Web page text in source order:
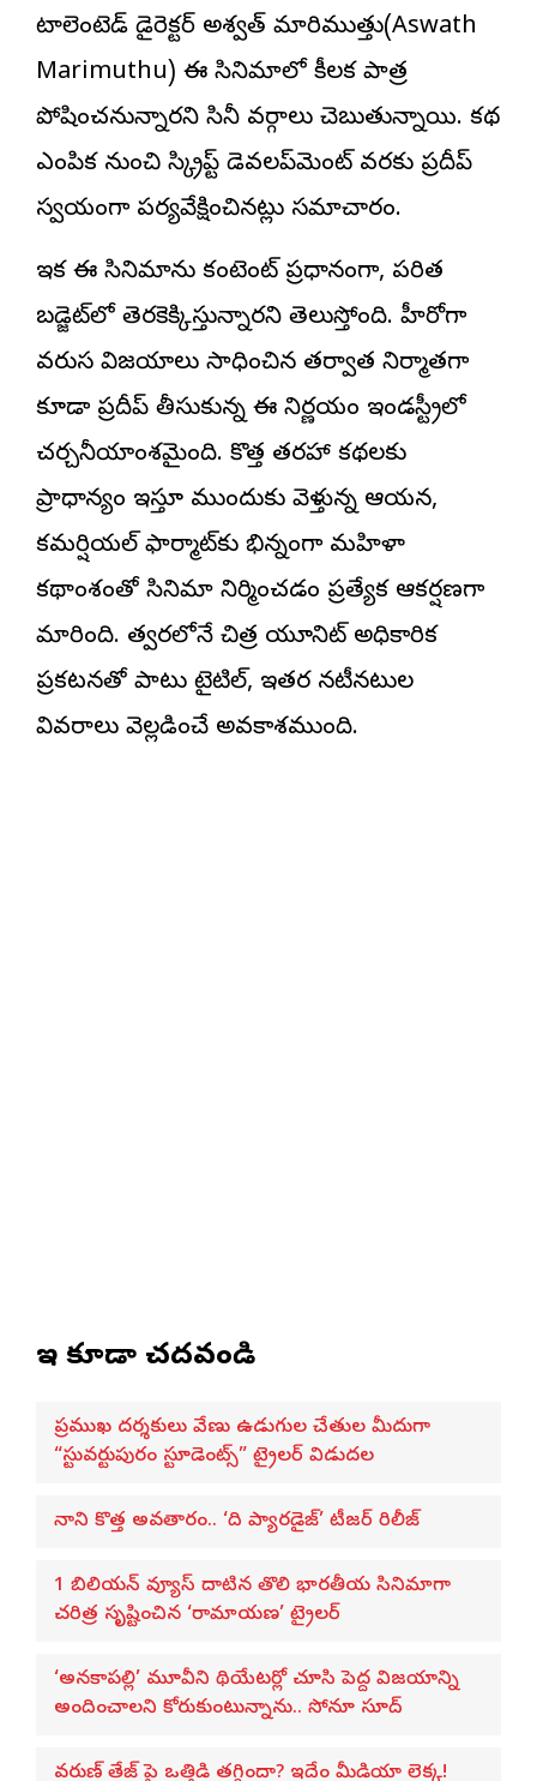
టాలెంటెడ్ డైరెక్ట‌ర్ అశ్వత్ మారిముత్తు(Aswath
Marimuthu) ఈ సినిమాలో కీలక పాత్ర
పోషించనున్నారని సినీ వర్గాలు చెబుతున్నాయి. కథ
ఎంపిక నుంచి స్క్రిప్ట్ డెవలప్‌మెంట్ వరకు ప్రదీప్
స్వయంగా పర్యవేక్షించినట్లు సమాచారం.
ఇక ఈ సినిమాను కంటెంట్ ప్రధానంగా, పరిమిత
బడ్జెట్‌లో తెరకెక్కిస్తున్నారని తెలుస్తోంది. హీరోగా
వరుస విజయాలు సాధించిన తర్వాత నిర్మాతగా
కూడా ప్రదీప్ తీసుకున్న ఈ నిర్ణయం ఇండస్ట్రీలో
చర్చనీయాంశమైంది. కొత్త తరహా కథలకు
ప్రాధాన్యం ఇస్తూ ముందుకు వెళ్తున్న ఆయన,
కమర్షియల్ ఫార్మాట్‌కు భిన్నంగా మహిళా
కథాంశంతో సినిమా నిర్మించడం ప్రత్యేక ఆకర్షణగా
మారింది. త్వరలోనే చిత్ర యూనిట్ అధికారిక
ప్రకటనతో పాటు టైటిల్, ఇతర నటీనటుల
వివరాలు వెల్లడించే అవకాశముంది.
ఇవి కూడా చదవండి
ప్రముఖ దర్శకులు వేణు ఉడుగుల చేతుల మీదుగా
“స్టువర్టుపురం స్టూడెంట్స్” ట్రైలర్ విడుదల
నాని కొత్త అవతారం.. ‘ది ప్యారడైజ్’ టీజర్ రిలీజ్
1 బిలియన్ వ్యూస్ దాటిన తొలి భారతీయ సినిమాగా
చరిత్ర సృష్టించిన ‘రామాయణ’ ట్రైలర్
‘అనకాపల్లి’ మూవీని థియేటర్లో చూసి పెద్ద విజయాన్ని
అందించాలని కోరుకుంటున్నాను.. సోనూ సూద్
వరుణ్ తేజ్‌ పై ఒత్తిడి తగ్గిందా? ఇదేం మీడియా లెక్క!